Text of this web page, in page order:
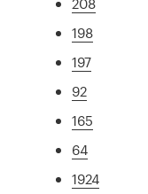
198
197
92
165
64
1924